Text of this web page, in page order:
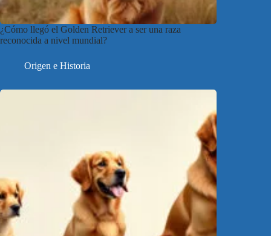
¿Cómo llegó el Golden Retriever a ser una raza
reconocida a nivel mundial?
Origen e Historia